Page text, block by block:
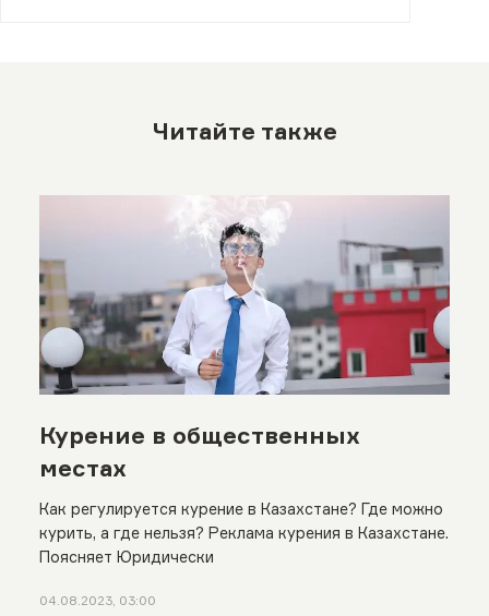
Читайте также
Курение в общественных
местах
Как регулируется курение в Казахстане? Где можно
курить, а где нельзя? Реклама курения в Казахстане.
Поясняет Юридически
04.08.2023, 03:00